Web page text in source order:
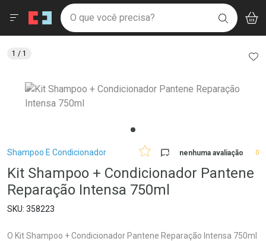
Drogaria São Paulo
Ir direto para a home
pela página
Ir direto para o conteúdo
Ir direto para a busca
Ir direto para a conta
Ir direto para a notificações
Ir direto para o carrinho
Ir direto para o menu
Faça a sua busca
O que você precisa? BUSCAR
Menu
Breadcrumb
Shampoo E Condicionador nenhuma avaliação 0
Kit Shampoo + Condicionador Pantene
Reparação Intensa 750ml
358223
O Kit Shampoo + Condicionador Pantene Reparação Intensa 750ml
1 / 1